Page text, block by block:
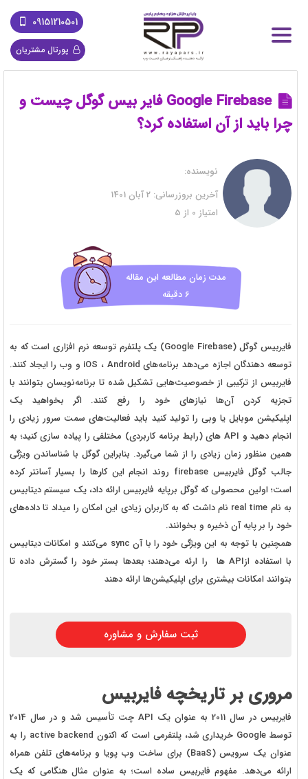
09151210501
پورتال مشتریان
Google Firebase فایر بیس گوگل چیست و
چرا باید از آن استفاده کرد؟
نویسنده:
آخرین بروزرسانی:
امتیاز 0 از 5
مدت زمان مطالعه این مقاله
6 دقیقه
فایربیس گوگل (Google Firebase) یک پلتفرم توسعه نرم افزاری است که به
توسعه دهندگان اجازه می‌دهد برنامه‌های iOS ، Android و وب را ایجاد کنند.
فایربیس از ترکیبی از خصوصیت‌هایی تشکیل شده تا برنامه‌نویسان بتوانند با
تجزیه کردن آن‌ها نیازهای خود را رفع کنند. اگر بخواهید یک
اپلیکیشن موبایل یا وبی را تولید کنید باید فعالیت‌های سمت سرور زیادی را
انجام دهید و API های (رابط برنامه کاربردی) مختلفی را پیاده
سازی کنید؛ به
همین منظور زمان زیادی را از شما میگیرد. بنابراین گوگل با شناساندن ویژگی
جالب گوگل فایربیس firebase روند انجام این کا
رها را بسیار آسانتر کرده
است؛ اولین محصولی که گوگل برپایه فایربیس ارائه داد، یک سیستم دیتابیس
به نام real time نام داشت که به کاربران زیادی این امکان را میداد تا داده‌های
خود را بر پایه آن ذخیره و بخوانند.
همچنین با توجه به این ویژگی خود را با آن sync می‌کنند و امکانات دیتابیس
با استفاده ازAPI ها را ارئه می‌دهند؛ بعدها بستر خود را گسترش داده تا
بتوانند امکانات بیشتری برای اپلیکیشن‌ها ارائه دهند
ثبت سفارش و مشاوره
مروری بر تاریخچه فایربیس
فایربیس در سال 2011 به عنوان یک API چت تأسیس شد و در سال 2014
توسط Google خریداری شد، پلتفرمی است که اکنون active backend را به
عنوان یک سرویس (BaaS) برای ساخت وب پویا و برنامه‌های تلفن همراه
ارائه می‌دهد. مفهوم فایربیس ساده است؛ به عنوان مثال هنگامی که یک